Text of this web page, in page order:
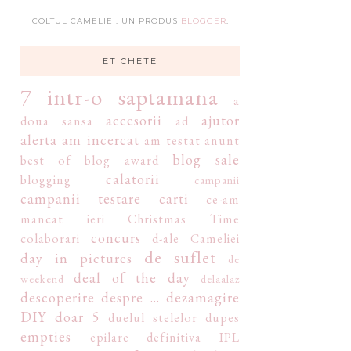
COLTUL CAMELIEI. UN PRODUS BLOGGER
ETICHETE
7 intr-o saptamana
a
doua sansa
accesorii ad
ajutor
alerta am incercat am testat anunt
best of
blog award blog sale
blogging calatorii campanii
campanii testare carti
ce-am
mancat ieri
Christmas Time
colaborari
concurs d-ale Cameliei
day in pictures de suflet
de
weekend
deal of the day delaalaz
descoperire despre ... dezamagire
DIY doar 5 duelul stelelor dupes
empties epilare definitiva IPL